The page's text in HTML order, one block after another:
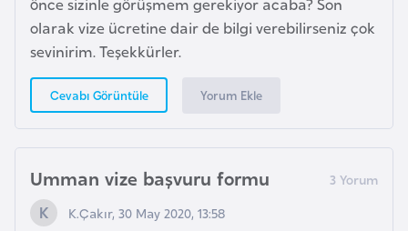
olarak vize ücretine dair de bilgi verebilirseniz çok
sevinirim. Teşekkürler.
Cevabı Görüntüle Yorum Ekle
Umman vize başvuru formu
K.Çakır, 30 May 2020, 13:58
B
u
k
i
n
a
F